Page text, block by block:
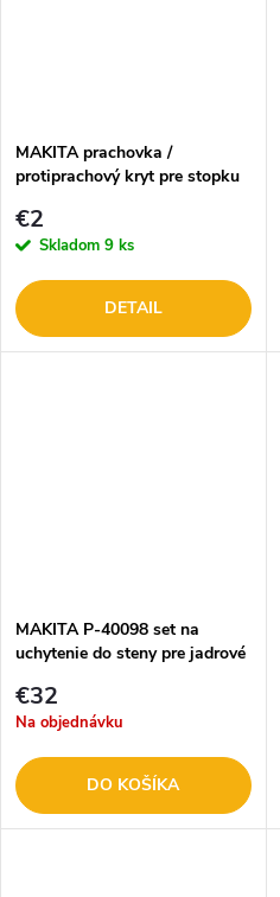
MAKITA prachovka /
protiprachový kryt pre stopku
€2
Skladom 9 ks
DETAIL
MAKITA P-40098 set na
uchytenie do steny pre jadrové
€32
Na objednávku
DO KOŠÍKA